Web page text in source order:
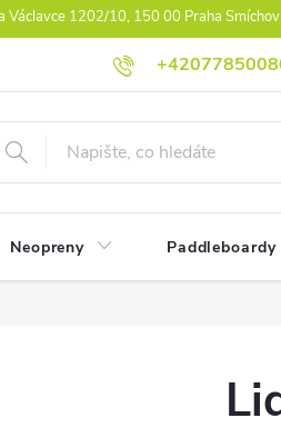
1202/10, 150 00 Praha
Athlet Driven Inovation
Neopreny Paddleboardy